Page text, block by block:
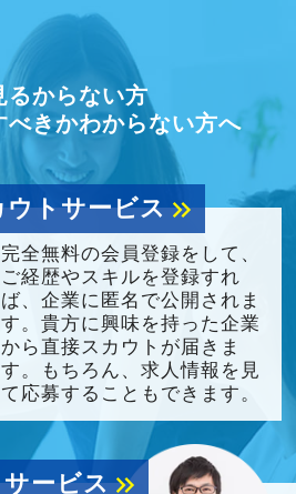
るからない方
べきかわからない方へ
ウトサービスkeyboard_double_arrow_right
完全無料の会員登録をして、
ご経歴やスキルを登録すれ
ば、企業に匿名で公開されま
す。貴方に興味を持った企業
から直接スカウトが届きま
す。もちろん、求人情報を見
て応募することもできます。
ービスkeyboard_double_arrow_right